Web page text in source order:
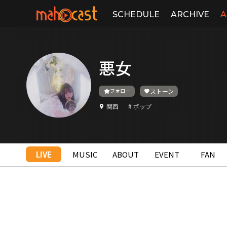
SCHEDULE ARCHIVE
悪女
フォロー
ストーン
関西
# ポップ
LIVE MUSIC ABOUT EVENT FAN